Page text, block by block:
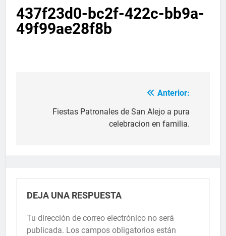
437f23d0-bc2f-422c-bb9a-
49f99ae28f8b
Anterior:
Fiestas Patronales de San Alejo a pura
celebracion en familia.
DEJA UNA RESPUESTA
Tu dirección de correo electrónico no será
publicada. Los campos obligatorios están